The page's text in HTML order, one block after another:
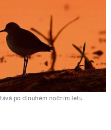
po dlouhém nočním letu